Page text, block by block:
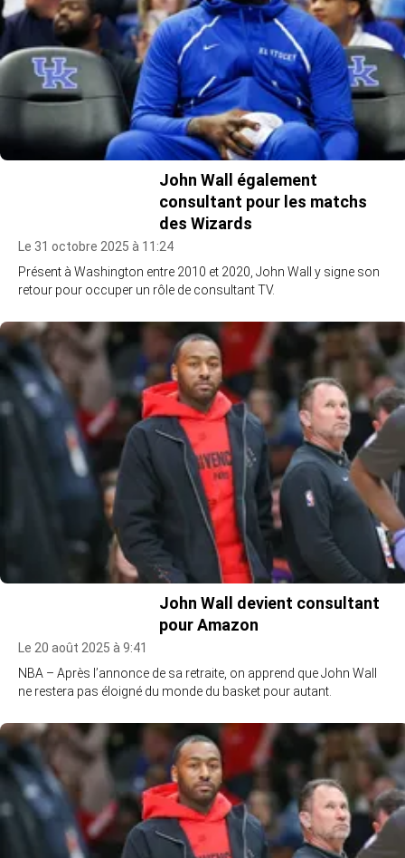
John Wall également
consultant pour les matchs
des Wizards
Le 31 octobre 2025 à 11:24
Présent à Washington entre 2010 et 2020, John Wall y signe son
retour pour occuper un rôle de consultant TV.
John Wall devient consultant
pour Amazon
Le 20 août 2025 à 9:41
NBA – Après l’annonce de sa retraite, on apprend que John Wall
ne restera pas éloigné du monde du basket pour autant.